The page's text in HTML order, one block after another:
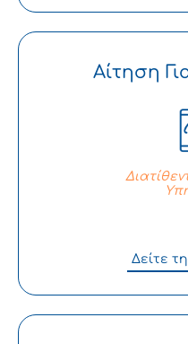
Αίτηση
Δείτε